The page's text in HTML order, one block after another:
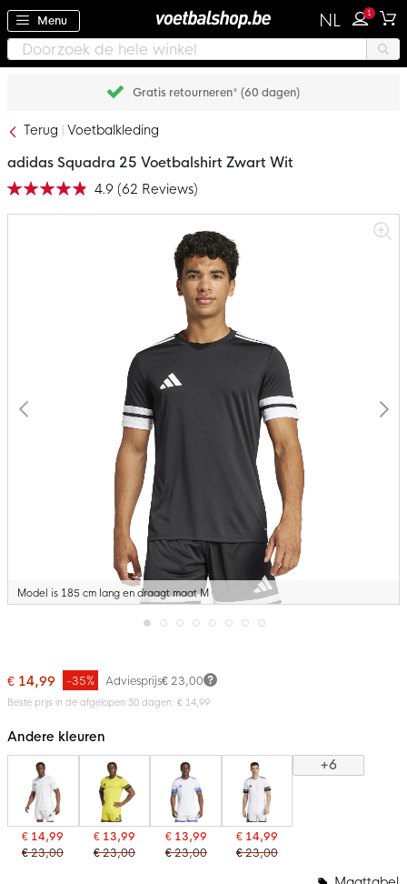
Menu NL 1
Gratis retourneren* (60 dagen)
Terug Voetbalkleding
Model is 185 cm lang en draagt maat M
begin
van
gallerij
adidas Squadra 25 Voetbalshirt Zwart Wit
Waardering: 4.9 (62 Reviews)
€ 14,99 Adviesprijs€ 23,00
-35%
Beste prijs in de afgelopen 30 dagen: € 14,99
Andere kleuren
€ 14,99
€ 23,00
€ 13,99
€ 23,00
€ 13,99
€ 23,00
€ 14,99
€ 23,00
+6